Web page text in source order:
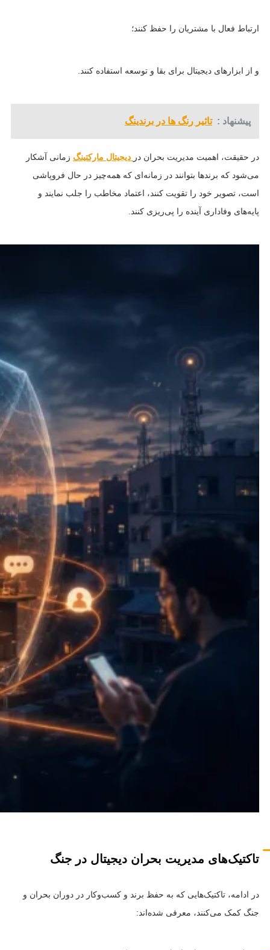
ارتباط فعال با مشتریان را حفظ کنند؛
و از ابزارهای دیجیتال برای بقا و توسعه استفاده کنند.
پیشنهاد : تاثیر رنگ ها در برندینگ
در حقیقت، اهمیت مدیریت بحران در دیجیتال مارکتینگ زمانی آشکار
می‌شود که برندها بتوانند در زمانه‌ای که همه‌چیز در حال فروپاشی
است، تصویر خود را تقویت کنند، اعتماد مخاطب را جلب نمایند و
پایه‌های وفاداری آینده را پی‌ریزی کنند.
تاکتیک‌های مدیریت بحران دیجیتال در جنگ
در ادامه، تاکتیک‌هایی که به حفظ برند و کسب‌وکار در دوران بحران و
جنگ کمک می‌کنند، معرفی شده‌اند: